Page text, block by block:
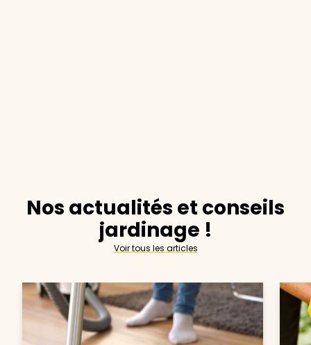
Nos actualités et conseils
jardinage !
Voir tous les articles